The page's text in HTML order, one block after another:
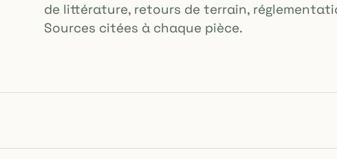
de littérature, retours de terrain,
Sources citées à chaque pièce.